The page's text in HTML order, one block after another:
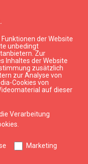
der Website
unbedingt
Zur
Inhaltes der Website
zusätzlich
zur Analyse von
Cookies von
auf dieser
Verarbeitung
Marketing
Nach oben